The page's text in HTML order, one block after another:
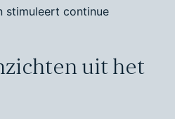
stimuleert continue
uit het